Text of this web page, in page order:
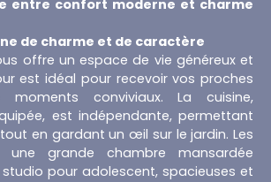
entre confort moderne et charme
de charme et de caractère
offre un espace de vie généreux et
est idéal pour recevoir vos proches
conviviaux. La cuisine,
est indépendante, permettant
en gardant un œil sur le jardin. Les
grande chambre mansardée
pour adolescent, spacieuses et